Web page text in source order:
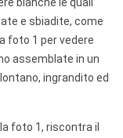
e sbiadite, come
foto 1 per vedere
assemblate in un
ingrandito ed
foto 1, riscontra il